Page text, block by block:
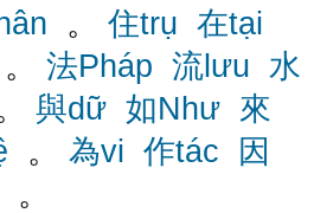
。 住trụ 在tại
。 法Pháp 流lưu 水
與dữ 如Như 來
。 為vi 作tác
因
。